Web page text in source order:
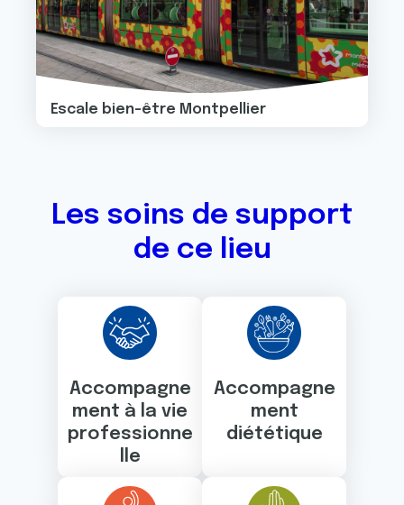
Escale bien-être Montpellier
Les soins de support
de ce lieu
Accompagne
ment à la vie
professionne
lle
Accompagne
ment
diététique